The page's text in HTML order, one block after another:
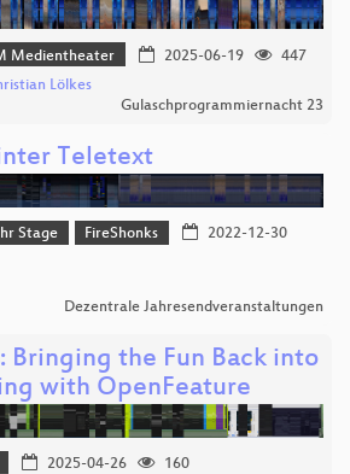
Medientheater 2025-06-19
447
Lölkes
Gulaschprogrammiernacht 23
Teletext
Stage FireShonks
2022-12-30
Dezentrale Jahresendveranstaltungen
Bringing the Fun Back into
with OpenFeature
2025-04-26
160